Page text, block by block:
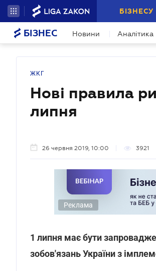
БІЗНЕСУ
БІЗНЕС Новини Аналітика
ЖКГ
Нові правила
липня
26 червня 2019, 10:00 3921
Реклама
1 липня має бути
зобов'язань України з